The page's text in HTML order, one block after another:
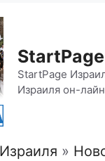
StartPage
Израиля он-
»